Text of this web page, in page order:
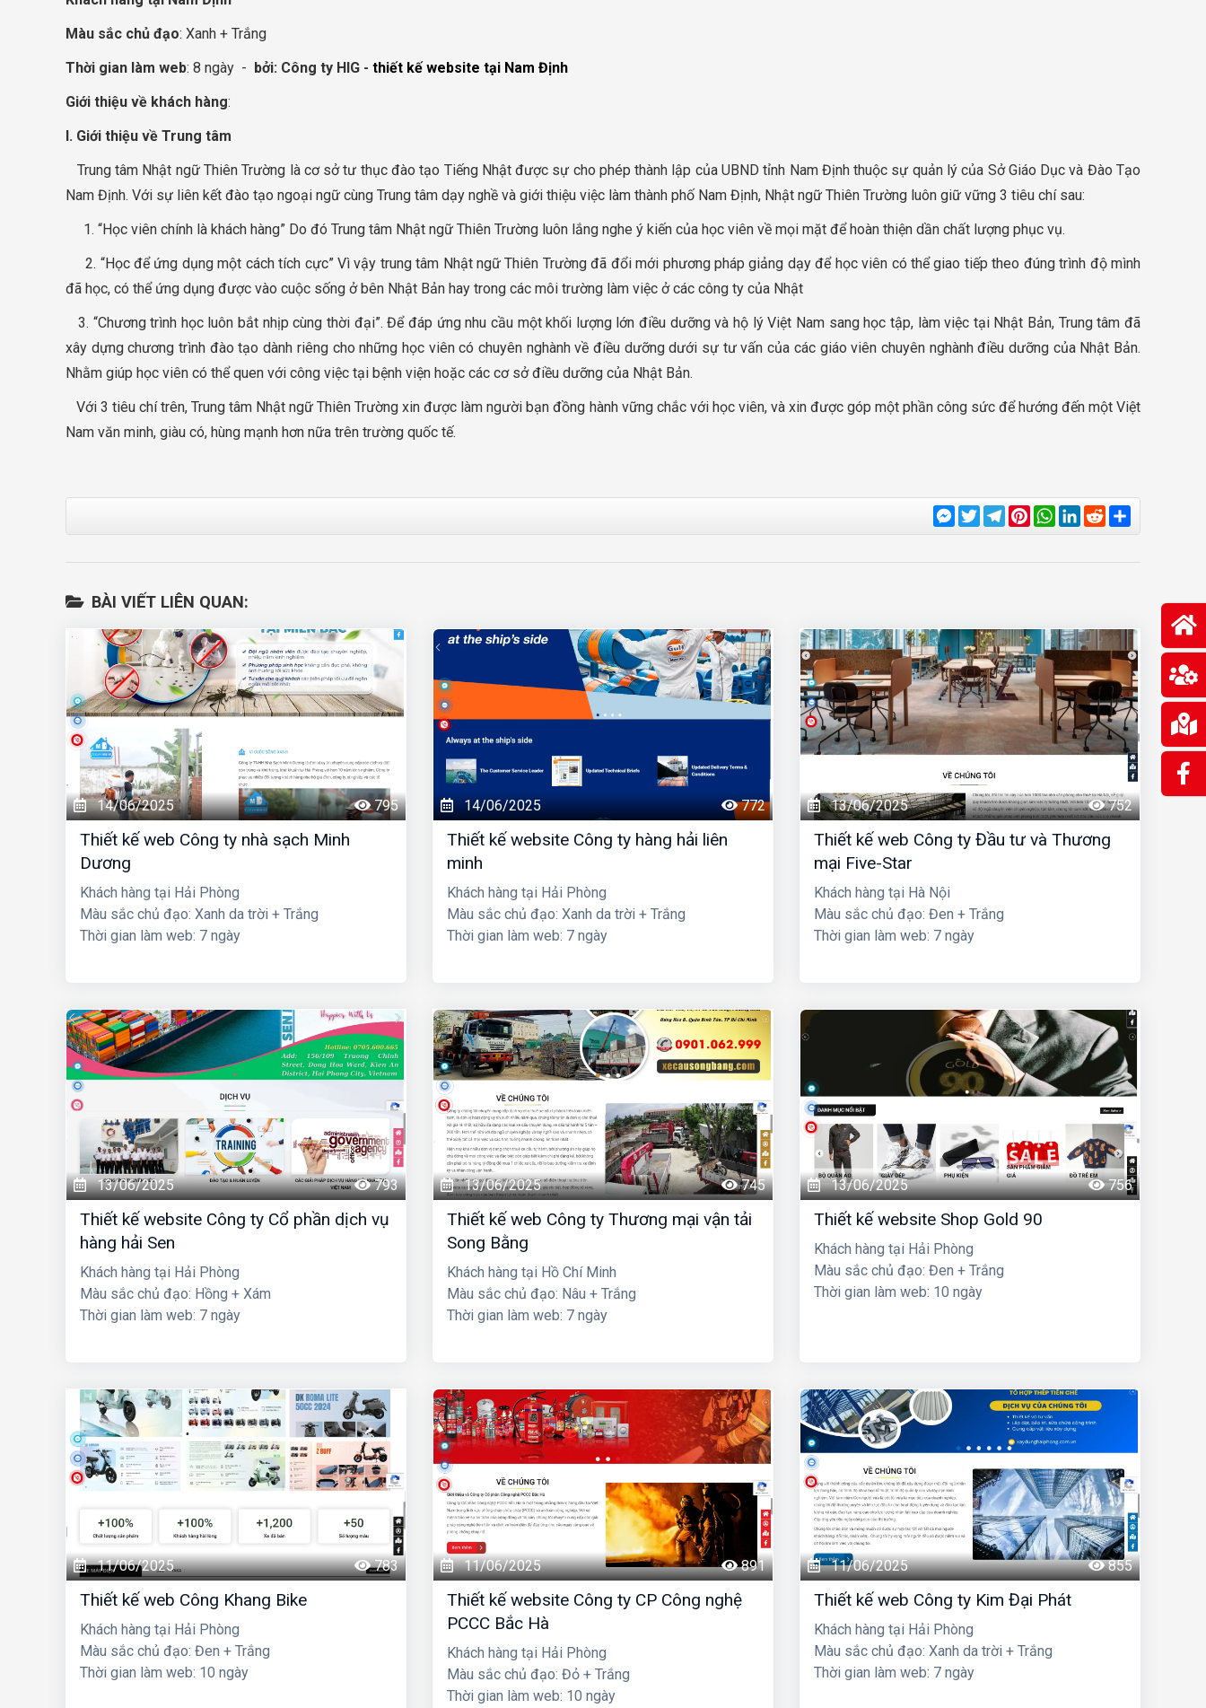
Màu sắc chủ đạo: Xanh + Trắng
Thời gian làm web: 8 ngày - bởi: Công ty HIG - thiết kế website tại Nam Định
Giới thiệu về khách hàng:
I. Giới thiệu về Trung tâm
Trung tâm Nhật ngữ Thiên Trường là cơ sở tư thục đào tạo Tiếng Nhật được sự cho phép thành lập của UBND tỉnh Nam Định thuộc sự quản lý của Sở Giáo Dục và Đào Tạo
Nam Định. Với sự liên kết đào tạo ngoại ngữ cùng Trung tâm dạy nghề và giới thiệu việc làm thành phố Nam Định, Nhật ngữ Thiên Trường luôn giữ vững 3 tiêu chí sau:
1. “Học viên chính là khách hàng” Do đó Trung tâm Nhật ngữ Thiên Trường luôn lắng nghe ý kiến của học viên về mọi mặt để hoàn thiện dần chất lượng phục vụ.
2. “Học để ứng dụng một cách tích cực” Vì vậy trung tâm Nhật ngữ Thiên Trường đã đổi mới phương pháp giảng dạy để học viên có thể giao tiếp theo đúng trình độ mình
đã học, có thể ứng dụng được vào cuộc sống ở bên Nhật Bản hay trong các môi trường làm việc ở các công ty của Nhật
3. “Chương trình học luôn bắt nhịp cùng thời đại”. Để đáp ứng nhu cầu một khối lượng lớn điều dưỡng và hộ lý Việt Nam sang học tập, làm việc tại Nhật Bản, Trung tâm đã
xây dựng chương trình đào tạo dành riêng cho những học viên có chuyên nghành về điều dưỡng dưới sự tư vấn của các giáo viên chuyên nghành điều dưỡng của Nhật Bản.
Nhằm giúp học viên có thể quen với công việc tại bệnh viện hoặc các cơ sở điều dưỡng của Nhật Bản.
Với 3 tiêu chí trên, Trung tâm Nhật ngữ Thiên Trường xin được làm người bạn đồng hành vững chắc với học viên, và xin được góp một phần công sức để hướng đến một Việt
Nam văn minh, giàu có, hùng mạnh hơn nữa trên trường quốc tế.
Messenger
TwitterTelegram
Pinterest
WhatsApp
LinkedIn
Reddit
BÀI VIẾT LIÊN QUAN:
14/06/2025 795
Thiết kế web Công ty nhà sạch Minh
Dương
Khách hàng tại Hải Phòng
Màu sắc chủ đạo: Xanh da trời + Trắng
Thời gian làm web: 7 ngày
14/06/2025 772
Thiết kế website Công ty hàng hải liên
minh
Khách hàng tại Hải Phòng
Màu sắc chủ đạo: Xanh da trời + Trắng
Thời gian làm web: 7 ngày
13/06/2025 752
Thiết kế web Công ty Đầu tư và Thương
mại Five-Star
Khách hàng tại Hà Nội
Màu sắc chủ đạo: Đen + Trắng
Thời gian làm web: 7 ngày
13/06/2025 793
Thiết kế website Công ty Cổ phần dịch vụ
hàng hải Sen
Khách hàng tại Hải Phòng
Màu sắc chủ đạo: Hồng + Xám
Thời gian làm web: 7 ngày
13/06/2025 745
Thiết kế web Công ty Thương mại vận tải
Song Bằng
Khách hàng tại Hồ Chí Minh
Màu sắc chủ đạo: Nâu + Trắng
Thời gian làm web: 7 ngày
13/06/2025 756
Thiết kế website Shop Gold 90
Khách hàng tại Hải Phòng
Màu sắc chủ đạo: Đen + Trắng
Thời gian làm web: 10 ngày
11/06/2025 783
Thiết kế web Công Khang Bike
Khách hàng tại Hải Phòng
Màu sắc chủ đạo: Đen + Trắng
Thời gian làm web: 10 ngày
11/06/2025 891
Thiết kế website Công ty CP Công nghệ
PCCC Bắc Hà
Khách hàng tại Hải Phòng
Màu sắc chủ đạo: Đỏ + Trắng
Thời gian làm web: 10 ngày
11/06/2025 855
Thiết kế web Công ty Kim Đại Phát
Khách hàng tại Hải Phòng
Màu sắc chủ đạo: Xanh da trời + Trắng
Thời gian làm web: 7 ngày